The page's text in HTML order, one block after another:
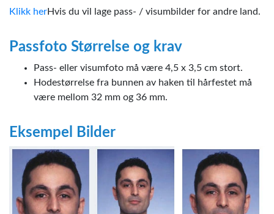
Klikk herHvis du vil lage pass- / visumbilder for andre land.
Passfoto Størrelse og krav
Pass- eller visumfoto må være 4,5 x 3,5 cm stort.
Hodestørrelse fra bunnen av haken til hårfestet må
være mellom 32 mm og 36 mm.
Eksempel Bilder